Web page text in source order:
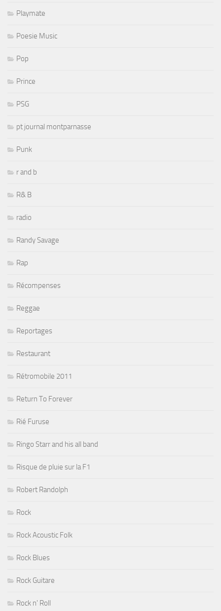
Playmate
Poesie Music
Pop
Prince
PSG
pt journal montparnasse
Punk
r and b
R& B
radio
Randy Savage
Rap
Récompenses
Reggae
Reportages
Restaurant
Rétromobile 2011
Return To Forever
Rié Furuse
Ringo Starr and his all band
Risque de pluie sur la F1
Robert Randolph
Rock
Rock Acoustic Folk
Rock Blues
Rock Guitare
Rock n' Roll